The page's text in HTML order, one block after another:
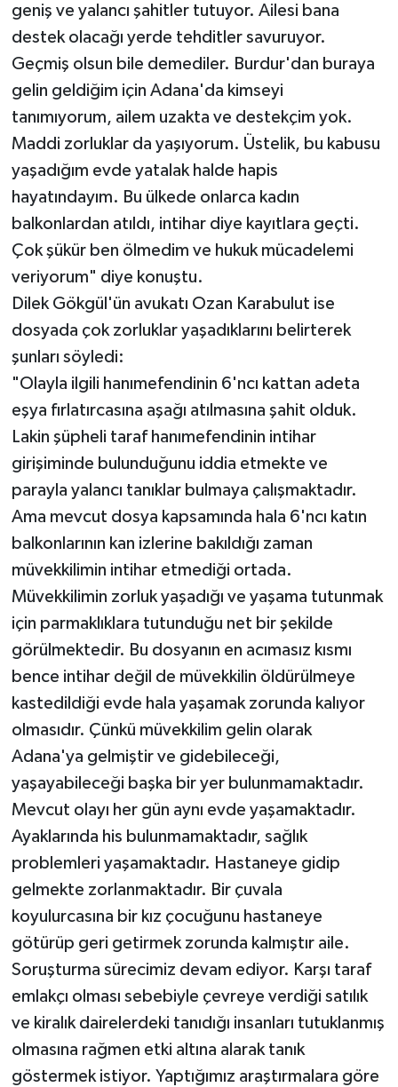
geniş ve yalancı şahitler tutuyor. Ailesi bana
destek olacağı yerde tehditler savuruyor.
Geçmiş olsun bile demediler. Burdur'dan buraya
gelin geldiğim için Adana'da kimseyi
tanımıyorum, ailem uzakta ve destekçim yok.
Maddi zorluklar da yaşıyorum. Üstelik, bu kabusu
yaşadığım evde yatalak halde hapis
hayatındayım. Bu ülkede onlarca kadın
balkonlardan atıldı, intihar diye kayıtlara geçti.
Çok şükür ben ölmedim ve hukuk mücadelemi
veriyorum" diye konuştu.
Dilek Gökgül'ün avukatı Ozan Karabulut ise
dosyada çok zorluklar yaşadıklarını belirterek
şunları söyledi:
"Olayla ilgili hanımefendinin 6'ncı kattan adeta
eşya fırlatırcasına aşağı atılmasına şahit olduk.
Lakin şüpheli taraf hanımefendinin intihar
girişiminde bulunduğunu iddia etmekte ve
parayla yalancı tanıklar bulmaya çalışmaktadır.
Ama mevcut dosya kapsamında hala 6'ncı katın
balkonlarının kan izlerine bakıldığı zaman
müvekkilimin intihar etmediği ortada.
Müvekkilimin zorluk yaşadığı ve yaşama tutunmak
için parmaklıklara tutunduğu net bir şekilde
görülmektedir. Bu dosyanın en acımasız kısmı
bence intihar değil de müvekkilin öldürülmeye
kastedildiği evde hala yaşamak zorunda kalıyor
olmasıdır. Çünkü müvekkilim gelin olarak
Adana'ya gelmiştir ve gidebileceği,
yaşayabileceği başka bir yer bulunmamaktadır.
Mevcut olayı her gün aynı evde yaşamaktadır.
Ayaklarında his bulunmamaktadır, sağlık
problemleri yaşamaktadır. Hastaneye gidip
gelmekte zorlanmaktadır. Bir çuvala
koyulurcasına bir kız çocuğunu hastaneye
götürüp geri getirmek zorunda kalmıştır aile.
Soruşturma sürecimiz devam ediyor. Karşı taraf
emlakçı olması sebebiyle çevreye verdiği satılık
ve kiralık dairelerdeki tanıdığı insanları tutuklanmış
olmasına rağmen etki altına alarak tanık
göstermek istiyor. Yaptığımız araştırmalara göre